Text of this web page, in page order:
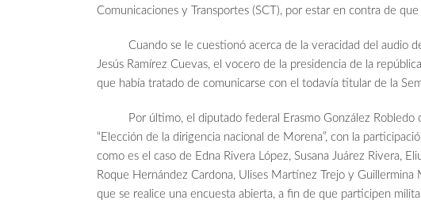
Comunicaciones y Transportes (SCT), por estar en contra de
Cuando se le cuestionó acerca de la veracidad del audio de
Jesús Ramírez Cuevas, el vocero de la presidencia de la
que había tratado de comunicarse con el todavía titular de la
Por último, el diputado federal Erasmo González Robledo
“Elección de la dirigencia nacional de Morena”, con la
como es el caso de Edna Rivera López, Susana Juárez Rivera,
Roque Hernández Cardona, Ulises Martínez Trejo y Guillermina
que se realice una encuesta abierta, a fin de que participen